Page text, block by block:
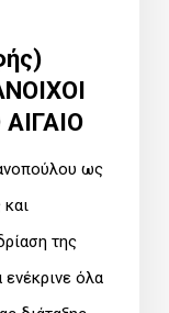
ως
της
όλα